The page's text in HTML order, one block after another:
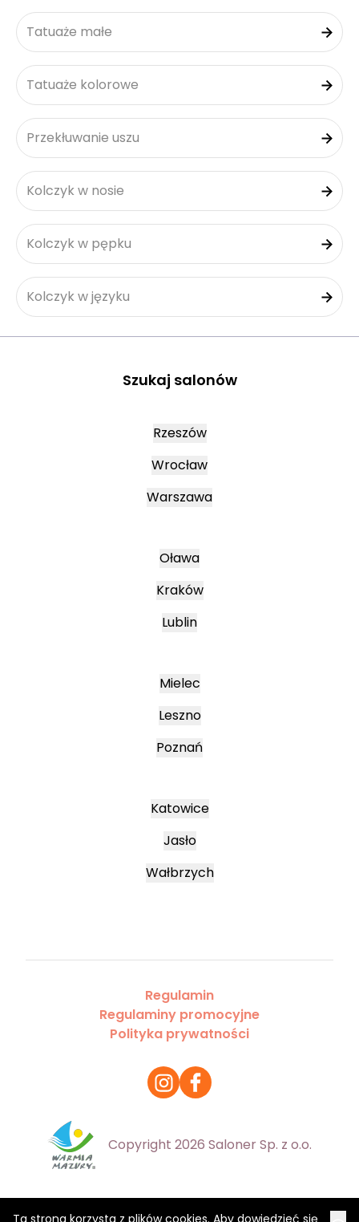
Ta strona korzysta z plików cookies. Aby dowiedzieć się
Tatuaże małe
Tatuaże kolorowe
Przekłuwanie uszu
Kolczyk w nosie
Kolczyk w pępku
Kolczyk w języku
Szukaj salonów
Rzeszów
Wrocław
Warszawa
Oława
Kraków
Lublin
Mielec
Leszno
Poznań
Katowice
Jasło
Wałbrzych
Regulamin
Regulaminy promocyjne
Polityka prywatności
Copyright 2026 Saloner Sp. z o.o.